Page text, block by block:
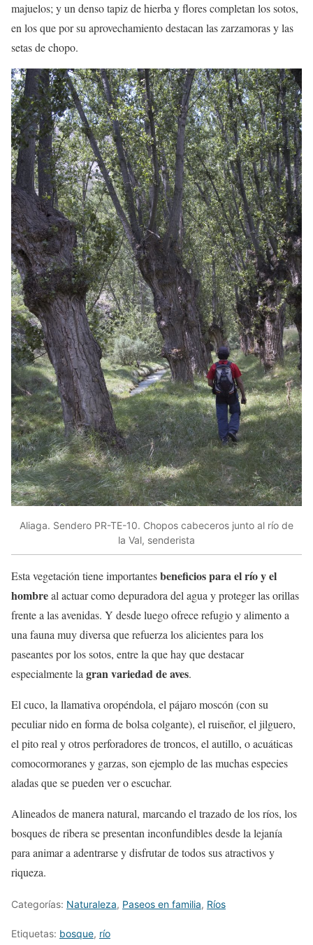
majuelos; y un denso tapiz de hierba y flores completan los sotos,
en los que por su aprovechamiento destacan las zarzamoras y las
setas de chopo.
Aliaga. Sendero PR-TE-10. Chopos cabeceros junto al río de
la Val, senderista
Esta vegetación tiene importantesbeneficios para el río y el
hombreal actuar como depuradora del agua y proteger las orillas
frente a las avenidas. Y desde luego ofrece refugio y alimento a
una fauna muy diversa que refuerza los alicientes para los
paseantes por los sotos, entre la que hay que destacar
especialmente lagran variedad de aves.
El cuco, la llamativa oropéndola, el pájaro moscón (con su
peculiar nido en forma de bolsa colgante), el ruiseñor, el jilguero,
el pito real y otros perforadores de troncos, el autillo, o acuáticas
comocormoranes y garzas, son ejemplo de las muchas especies
aladas que se pueden ver o escuchar.
Alineados de manera natural, marcando el trazado de los ríos, los
bosques de ribera se presentan inconfundibles desde la lejanía
para animar a adentrarse y disfrutar de todos sus atractivos y
riqueza.
Categorías: Naturaleza, Paseos en familia, Ríos
Etiquetas: bosque, río